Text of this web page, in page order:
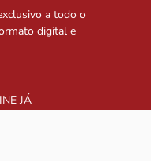
a todo o
digital e
JÁ